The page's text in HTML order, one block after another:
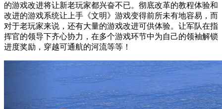
的游戏改进将让新老玩家都兴奋不已。彻底改革的教程体验和
改进的游戏系统让上手《文明》游戏变得前所未有地容易，而
对于老玩家来说，还有大量的游戏改进可供体验。让军队在指
挥官的领导下齐心协力，在多个游戏环节中为自己的领袖解锁
进度奖励，穿越可通航的河流等等！